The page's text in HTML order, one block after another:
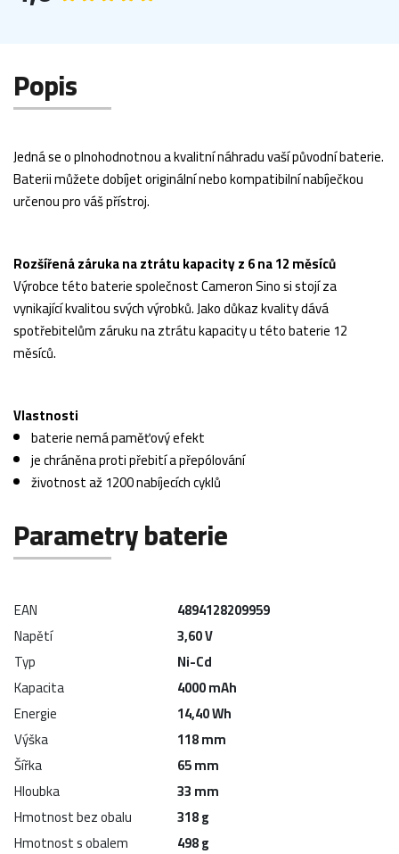
Popis
Jedná se o plnohodnotnou a kvalitní náhradu vaší původní baterie.
Baterii můžete dobíjet originální nebo kompatibilní nabíječkou
určenou pro váš přístroj.
Rozšířená záruka na ztrátu kapacity z 6 na 12 měsíců
Výrobce této baterie společnost Cameron Sino si stojí za
vynikající kvalitou svých výrobků. Jako důkaz kvality dává
spotřebitelům záruku na ztrátu kapacity u této baterie 12
měsíců.
Vlastnosti
baterie nemá paměťový efekt
je chráněna proti přebití a přepólování
životnost až 1200 nabíjecích cyklů
Parametry baterie
EAN
4894128209959
Napětí
3,60 V
Typ
Ni-Cd
Kapacita
4000 mAh
Energie
14,40 Wh
Výška
118 mm
Šířka
65 mm
Hloubka
33 mm
Hmotnost bez obalu
318 g
Hmotnost s obalem
498 g